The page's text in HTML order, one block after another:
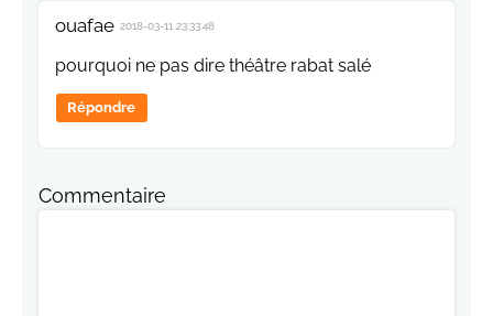
ouafae 2018-03-11 23:33:48
pourquoi ne pas dire théâtre rabat salé
Répondre
Commentaire